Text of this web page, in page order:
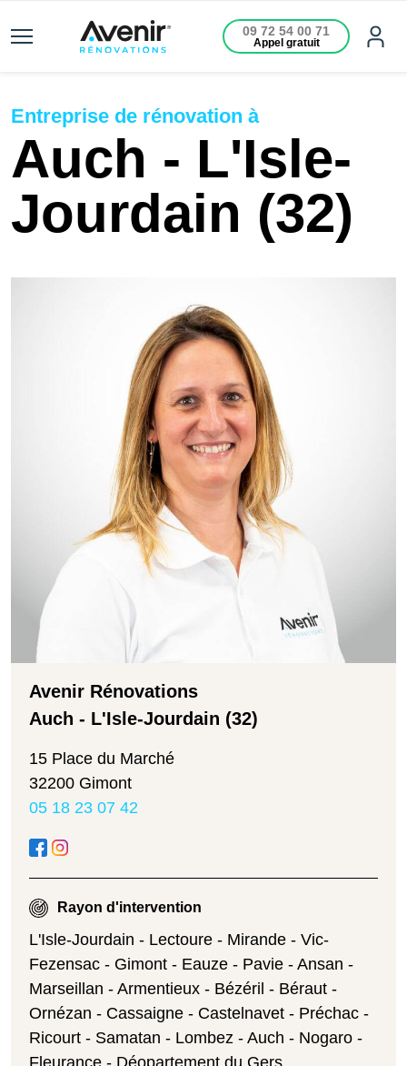
09 72 54 00 71
Appel gratuit
Entreprise de rénovation à
Auch - L'Isle-
Jourdain (32)
Avenir Rénovations
Auch - L'Isle-Jourdain (32)
15 Place du Marché
32200 Gimont
05 18 23 07 42
Rayon d'intervention
L'Isle-Jourdain - Lectoure - Mirande - Vic-
Fezensac - Gimont - Eauze - Pavie - Ansan -
Marseillan - Armentieux - Bézéril - Béraut -
Ornézan - Cassaigne - Castelnavet - Préchac -
Ricourt - Samatan - Lombez - Auch - Nogaro -